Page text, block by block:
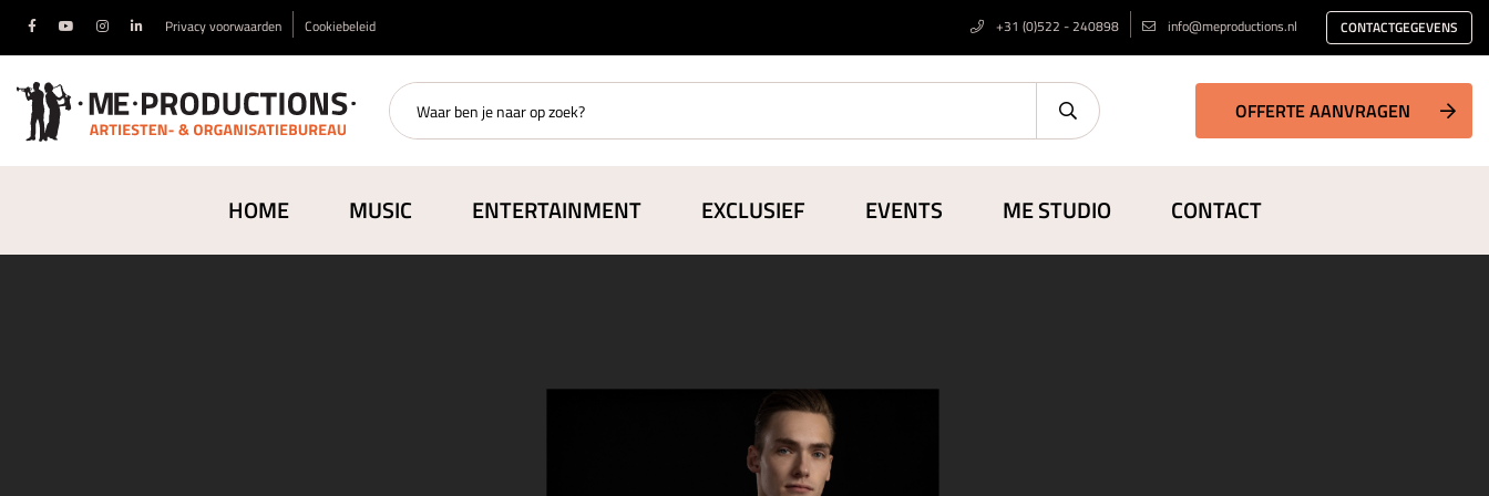
Privacy voorwaarden Cookiebeleid +31 (0)522 - 240898 info@meproductions.nl CONTACTGEGEVENS
OFFERTE AANVRAGEN
HOME MUSIC ENTERTAINMENT EXCLUSIEF EVENTS ME STUDIO CONTACT